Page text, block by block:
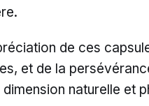
de ces
et de la
naturelle et